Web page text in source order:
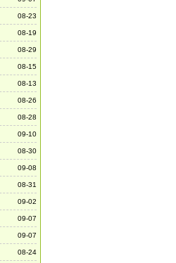
08-23
08-19
08-29
08-15
08-13
08-26
08-28
09-10
08-30
09-08
08-31
09-02
09-07
09-07
08-24